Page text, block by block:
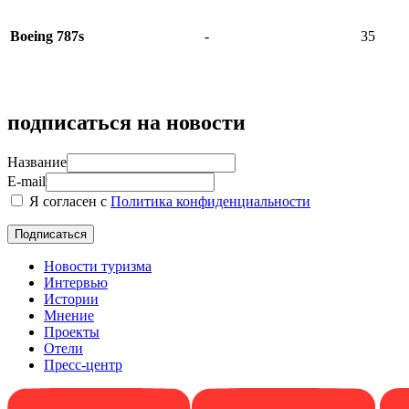
Boeing 787s - 35
подписаться на новости
Название
E-mail
Я согласен с Политика конфиденциальности
Новости туризма
Интервью
Истории
Мнение
Проекты
Отели
Пресс-центр